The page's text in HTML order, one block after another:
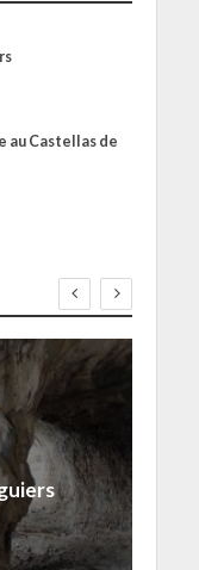
au Castellas de